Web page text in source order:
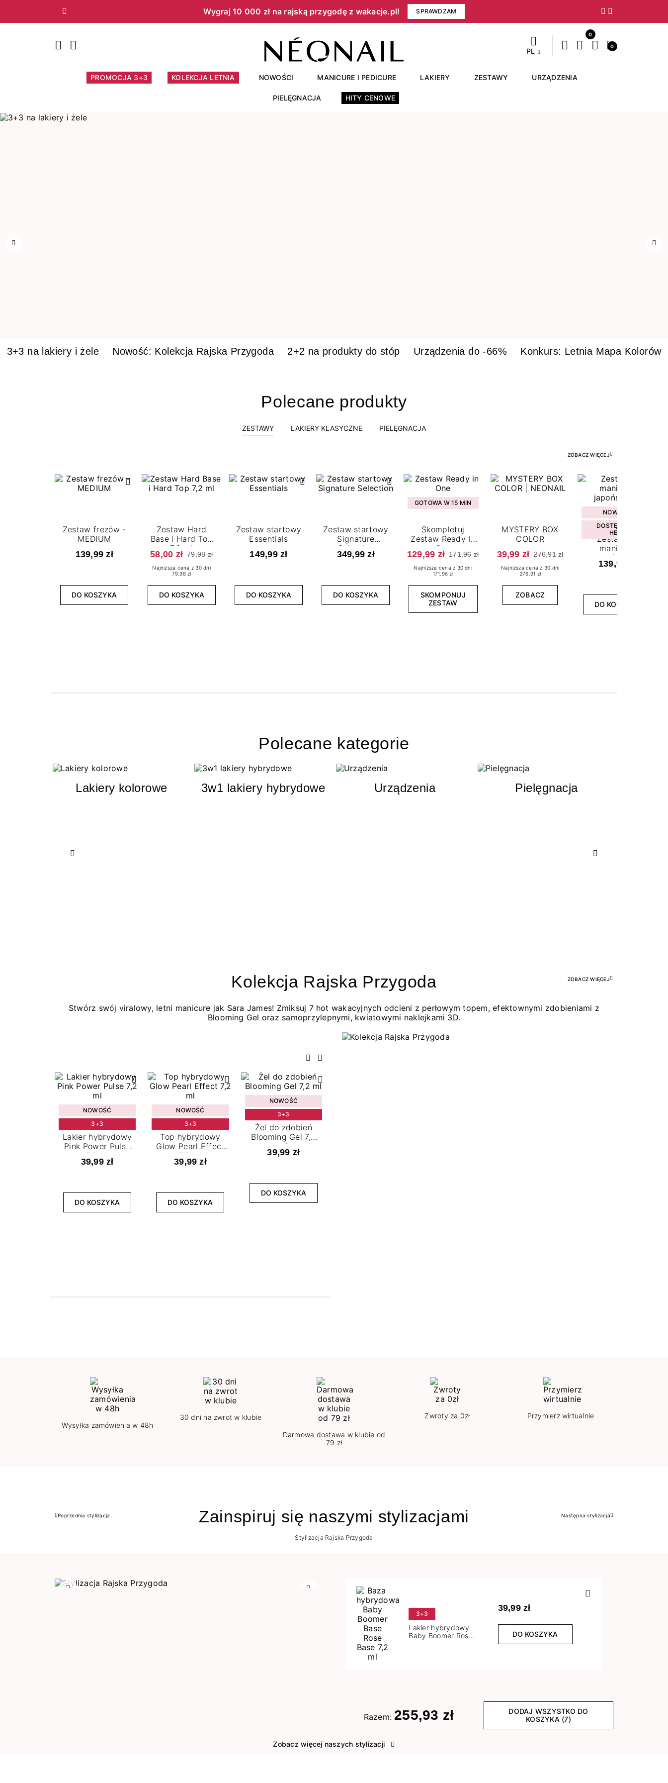
Wygraj 10 000 zł na rajską przygodę z wakacje.pl!​ SPRAWDZAM
Poprzedni Następny
PL
0
0
PROMOCJA 3+3 KOLEKCJA LETNIA NOWOŚCI MANICURE I PEDICURE LAKIERY ZESTAWY URZĄDZENIA
PIELĘGNACJA HITY CENOWE
3+3 na lakiery i żele Nowość: Kolekcja Rajska Przygoda 2+2 na produkty do stóp Urządzenia do -66% Konkurs: Letnia Mapa Kolorów
Polecane produkty
ZESTAWY LAKIERY KLASYCZNE PIELĘGNACJA
ZOBACZ WIĘCEJ
Zestaw frezów -
MEDIUM
139,99 zł
DO KOSZYKA
Zestaw Hard
Base i Hard Top
7,2 ml
58,00 zł 79,98 zł
Najniższa cena z 30 dni
79.98 zł
DO KOSZYKA
Zestaw startowy
Essentials
149,99 zł
DO KOSZYKA
Zestaw startowy
Signature
Selection
349,99 zł
DO KOSZYKA
GOTOWA W 15 MIN
Skompletuj
Zestaw Ready In
One
129,99 zł 171,96 zł
Najniższa cena z 30 dni
171.96 zł
SKOMPONUJ
ZESTAW
MYSTERY BOX
COLOR
39,99 zł 276,91 zł
Najniższa cena z 30 dni
276.91 zł
ZOBACZ
NOWOŚĆ
DOSTĘPNY W
HEBE
Zestaw do
manicure
japońskiego
139,99 zł
DO KOSZYKA
Polecane kategorie
Lakiery kolorowe 3w1 lakiery hybrydowe Urządzenia Pielęgnacja
Kolekcja Rajska Przygoda ZOBACZ WIĘCEJ
Stwórz swój viralowy, letni manicure jak Sara James! Zmiksuj 7 hot wakacyjnych odcieni z perłowym topem, efektownymi zdobieniami z
Blooming Gel oraz samoprzylepnymi, kwiatowymi naklejkami 3D.
Poprzedni
Następny
NOWOŚĆ
3+3
Lakier hybrydowy
Pink Power Pulse
7,2 ml
39,99 zł
DO KOSZYKA
NOWOŚĆ
3+3
Top hybrydowy
Glow Pearl Effect
7,2 ml
39,99 zł
DO KOSZYKA
NOWOŚĆ
3+3
Żel do zdobień
Blooming Gel 7,2
ml
39,99 zł
DO KOSZYKA
Wysyłka zamówienia w 48h
30 dni na zwrot w klubie
Darmowa dostawa w klubie od
79 zł
Zwroty za 0zł Przymierz wirtualnie
Zainspiruj się naszymi stylizacjami
Poprzedni
Poprzednia stylizacja Następny
Następna stylizacja
Stylizacja Rajska Przygoda
3+3
Lakier hybrydowy
Baby Boomer Rose
39,99 zł
DO KOSZYKA
Razem: 255,93 zł
DODAJ WSZYSTKO DO
KOSZYKA (7)
Zobacz więcej naszych stylizacji